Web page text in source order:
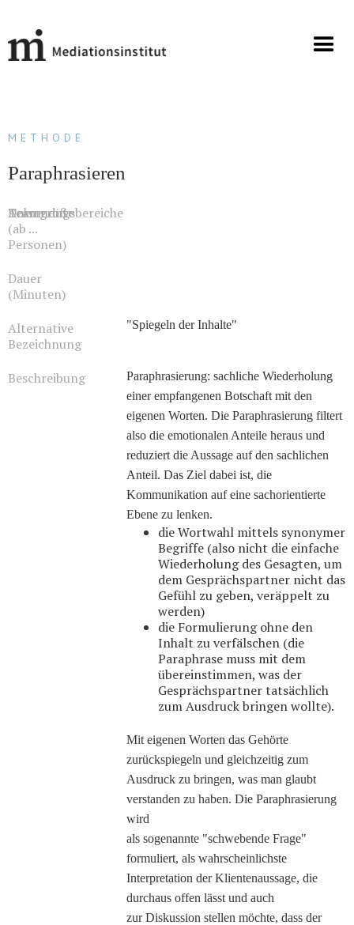
METHODE
Paraphrasieren
Teamgröße
(ab ...
Personen)
Dauer
(Minuten)
Alternative
Bezeichnung
"Spiegeln der Inhalte"
Beschreibung
Paraphrasierung: sachliche Wiederholung
einer empfangenen Botschaft mit den
eigenen Worten. Die Paraphrasierung filtert
also die emotionalen Anteile heraus und
reduziert die Aussage auf den sachlichen
Anteil. Das Ziel dabei ist, die
Kommunikation auf eine sachorientierte
Ebene zu lenken.
die Wortwahl mittels synonymer
Begriffe (also nicht die einfache
Wiederholung des Gesagten, um
dem Gesprächspartner nicht das
Gefühl zu geben, veräppelt zu
werden)
die Formulierung ohne den
Inhalt zu verfälschen (die
Paraphrase muss mit dem
übereinstimmen, was der
Gesprächspartner tatsächlich
zum Ausdruck bringen wollte).
Mit eigenen Worten das Gehörte
zurückspiegeln und gleichzeitig zum
Ausdruck zu bringen, was man glaubt
verstanden zu haben. Die Paraphrasierung
wird
als sogenannte "schwebende Frage"
formuliert, als wahrscheinlichste
Interpretation der Klientenaussage, die
durchaus offen lässt und auch
zur Diskussion stellen möchte, dass der
Dokumente
Anwendugsbereiche